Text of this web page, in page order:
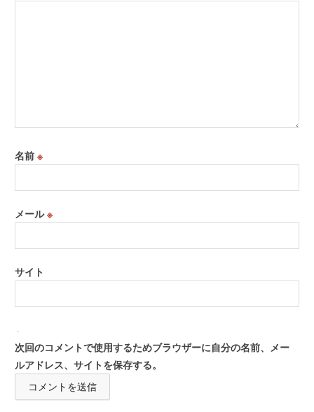
名前※
メール※
サイト
次回のコメントで使用するためブラウザーに自分の名前、メー
ルアドレス、サイトを保存する。